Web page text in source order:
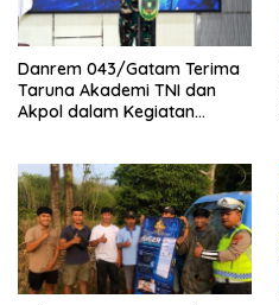
Danrem 043/Gatam Terima
Taruna Akademi TNI dan
Akpol dalam Kegiatan